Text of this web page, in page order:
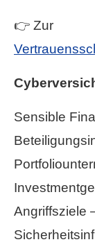
👉 Zur
Sensible
Angriffsziele